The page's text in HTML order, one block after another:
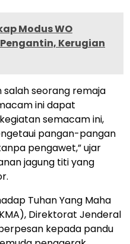
Modus WO
Kerugian
salah seorang remaja
ini dapat
semacam ini,
pangan-pangan
pengawet,” ujar
jagung titi yang
Tuhan Yang Maha
Direktorat Jenderal
kepada pandu